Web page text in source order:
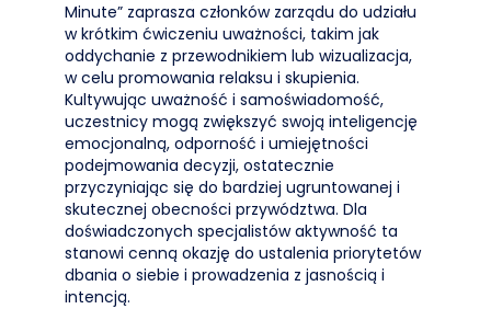
Minute” zaprasza członków zarządu do udziału
w krótkim ćwiczeniu uważności, takim jak
oddychanie z przewodnikiem lub wizualizacja,
w celu promowania relaksu i skupienia.
Kultywując uważność i samoświadomość,
uczestnicy mogą zwiększyć swoją inteligencję
emocjonalną, odporność i umiejętności
podejmowania decyzji, ostatecznie
przyczyniając się do bardziej ugruntowanej i
skutecznej obecności przywództwa. Dla
doświadczonych specjalistów aktywność ta
stanowi cenną okazję do ustalenia priorytetów
dbania o siebie i prowadzenia z jasnością i
intencją.